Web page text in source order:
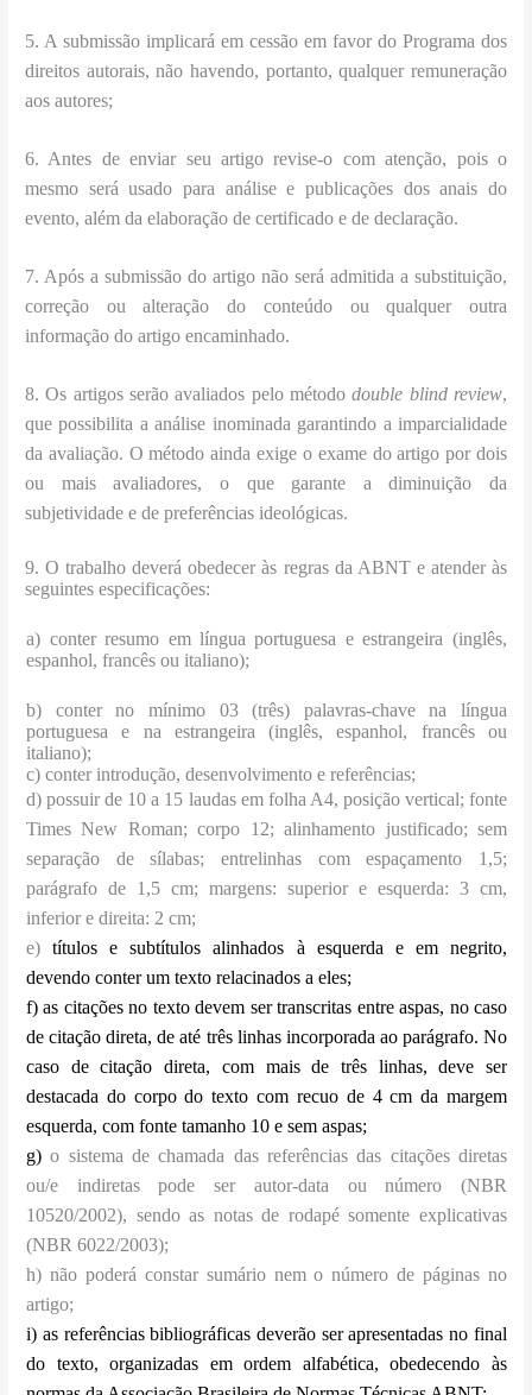
5. A submissão implicará em cessão em favor do Programa dos
direitos autorais, não havendo, portanto, qualquer remuneração
aos autores;
6. Antes de enviar seu artigo revise-o com atenção, pois o
mesmo será usado para análise e publicações dos anais do
evento, além da elaboração de certificado e de declaração.
7. Após a submissão do artigo não será admitida a substituição,
correção ou alteração do conteúdo ou qualquer outra
informação do artigo encaminhado.
8. Os artigos serão avaliados pelo métododouble blind review,
que possibilita a análise inominada garantindo a imparcialidade
da avaliação. O método ainda exige o exame do artigo por dois
ou mais avaliadores, o que garante a diminuição da
subjetividade e de preferências ideológicas.
9. O trabalho deverá obedecer às regras da ABNT e atender às
seguintes especificações:
a) conter resumo em língua portuguesa e estrangeira (inglês,
espanhol, francês ou italiano);
b) conter no mínimo 03 (três) palavras-chave na língua
portuguesa e na estrangeira (inglês, espanhol, francês ou
italiano);
c) conter introdução, desenvolvimento e referências;
d) possuir de 10 a 15 laudas em folha A4, posição vertical; fonte
Times New Roman; corpo 12; alinhamento justificado; sem
separação de sílabas; entrelinhas com espaçamento 1,5;
parágrafo de 1,5 cm; margens: superior e esquerda: 3 cm,
inferior e direita: 2 cm;
e)títulos e subtítulos alinhados à esquerda e em negrito,
devendo conter um texto relacinados a eles;
f) as citações no texto devem ser transcritas entre aspas, no caso
de citação direta, de até três linhas incorporada ao parágrafo. No
caso de citação direta, com mais de três linhas, deve ser
destacada do corpo do texto com recuo de 4 cm da margem
esquerda, com fonte tamanho 10 e sem aspas;
g)o sistema de chamada das referências das citações diretas
ou/e indiretas pode ser autor-data ou número (NBR
10520/2002), sendo as notas de rodapé somente explicativas
(NBR 6022/2003);
h) não poderá constar sumário nem o número de páginas no
artigo;
i) as referências bibliográficas deverão ser apresentadas no final
do texto, organizadas em ordem alfabética, obedecendo às